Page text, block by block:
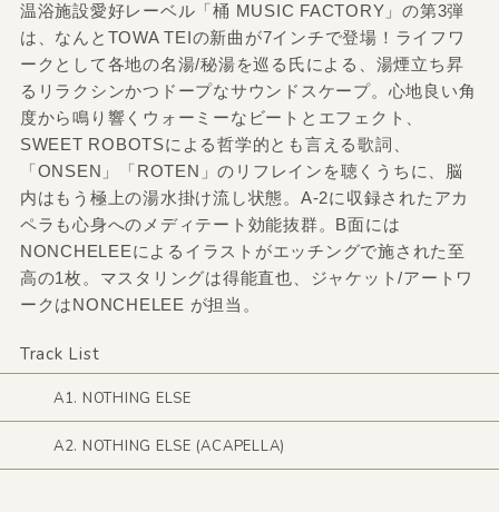
温浴施設愛好レーベル「桶 MUSIC FACTORY」の第3弾
は、なんとTOWA TEIの新曲が7インチで登場！ライフワ
ークとして各地の名湯/秘湯を巡る氏による、湯煙立ち昇
るリラクシンかつドープなサウンドスケープ。心地良い角
度から鳴り響くウォーミーなビートとエフェクト、
SWEET ROBOTSによる哲学的とも言える歌詞、
「ONSEN」「ROTEN」のリフレインを聴くうちに、脳
内はもう極上の湯水掛け流し状態。A-2に収録されたアカ
ペラも心身へのメディテート効能抜群。B面には
NONCHELEEによるイラストがエッチングで施された至
高の1枚。マスタリングは得能直也、ジャケット/アートワ
ークはNONCHELEE が担当。
Track List
A1. NOTHING ELSE
A2. NOTHING ELSE (ACAPELLA)